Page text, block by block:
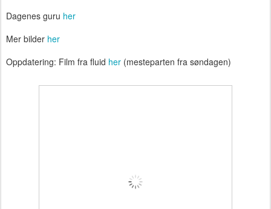
Dagenes guru her
Mer bilder her
Oppdatering: Film fra fluid her (mesteparten fra søndagen)